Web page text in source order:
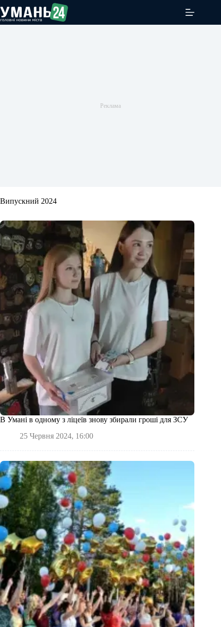
до
вмісту
Випускний 2024
В Умані в одному з ліцеїв знову збирали гроші для ЗСУ
25 Червня 2024, 16:00